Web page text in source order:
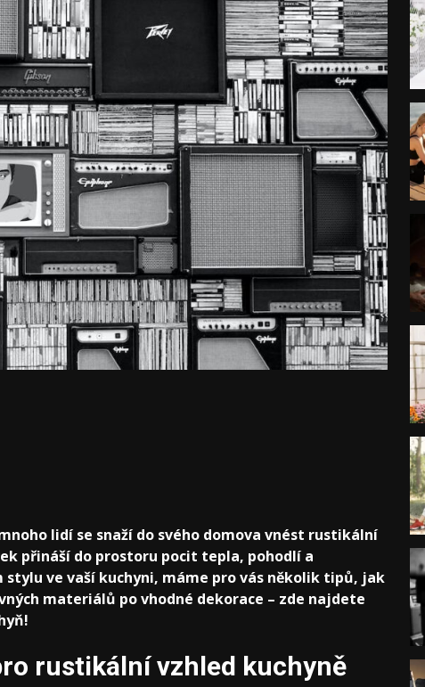
lidí se snaží do svého domova vnést rustikální
přináší do prostoru pocit tepla, pohodlí a
ve vaší kuchyni, máme pro vás několik tipů, jak
materiálů po vhodné dekorace – zde najdete
rustikální vzhled kuchyně